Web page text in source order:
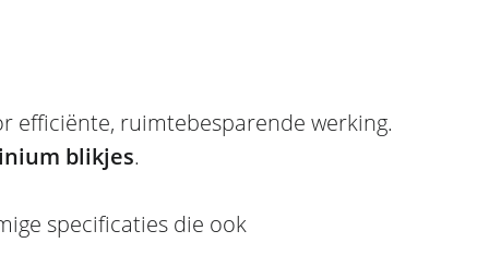
efficiënte, ruimtebesparende werking.
blikjes.
specificaties die ook